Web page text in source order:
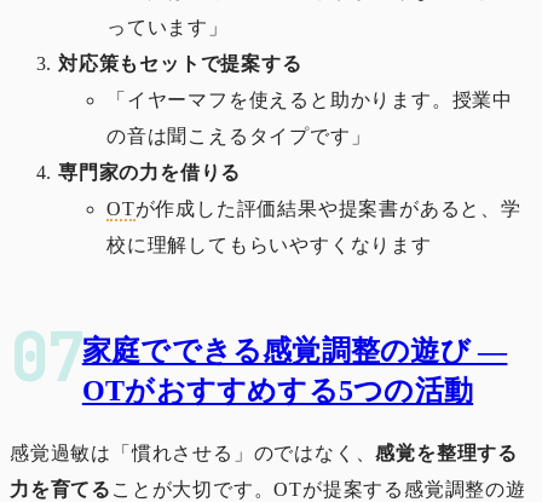
っています」
対応策もセットで提案する
「イヤーマフを使えると助かります。授業中
の音は聞こえるタイプです」
専門家の力を借りる
OTが作成した評価結果や提案書があると、学
校に理解してもらいやすくなります
家庭でできる感覚調整の遊び ―
OTがおすすめする5つの活動
感覚過敏は「慣れさせる」のではなく、感覚を整理する
力を育てる ことが大切です。OTが提案する感覚調整の遊